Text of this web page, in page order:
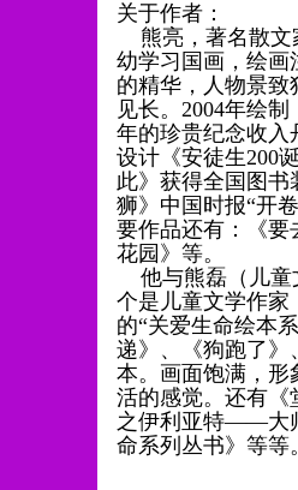
关于作者：
熊亮，著名散文
幼学习国画，绘画
的精华，人物景
见长。2004年绘
年的珍贵纪念收入
设计《安徒生200
此》获得全国图书
狮》中国时报“开
要作品还有：《要
花园》等。
他与熊磊（儿童
个是儿童文学作家
的“关爱生命绘本
递》、《狗跑了》
本。画面饱满，形
活的感觉。还有
之伊利亚特——大
命系列丛书》等等